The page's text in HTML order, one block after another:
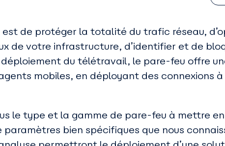
est de protéger la totalité du trafic réseau,
de votre infrastructure, d’identifier et de
déploiement du télétravail, le pare-feu offre
mobiles, en déployant des connexions
le type et la gamme de pare-feu à mettre
bien spécifiques que nous